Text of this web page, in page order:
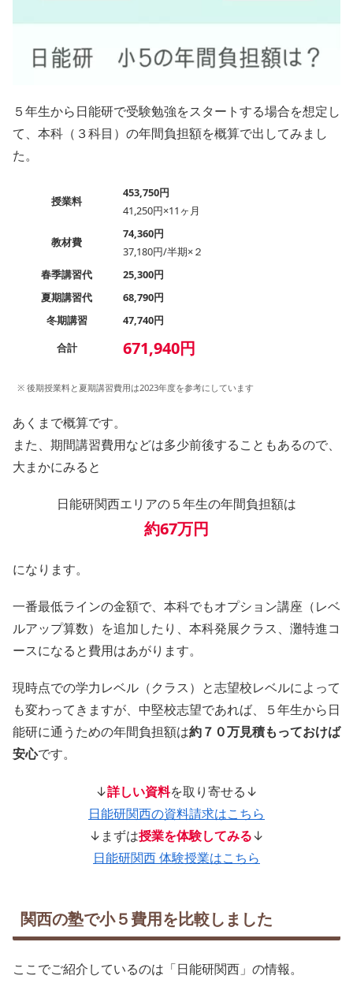
５年生から日能研で受験勉強をスタートする場合を想定し
て、本科（３科目）の年間負担額を概算で出してみまし
た。
授業料
453,750円
41,250円×11ヶ月
教材費
74,360円
37,180円/半期×２
春季講習代
25,300円
夏期講習代
68,790円
冬期講習
47,740円
合計
671,940円
※ 後期授業料と夏期講習費用は2023年度を参考にしています
あくまで概算です。
また、期間講習費用などは多少前後することもあるので、
大まかにみると
日能研関西エリアの５年生の年間負担額は
約67万円
になります。
一番最低ラインの金額で、本科でもオプション講座（レベ
ルアップ算数）を追加したり、本科発展クラス、灘特進コ
ースになると費用はあがります。
現時点での学力レベル（クラス）と志望校レベルによって
も変わってきますが、中堅校志望であれば、５年生から日
能研に通うための年間負担額は約７０万見積もっておけば
安心です。
↓詳しい資料を取り寄せる↓
日能研関西の資料請求はこちら
↓まずは授業を体験してみる↓
日能研関西 体験授業はこちら
関西の塾で小５費用を比較しました
ここでご紹介しているのは「日能研関西」の情報。